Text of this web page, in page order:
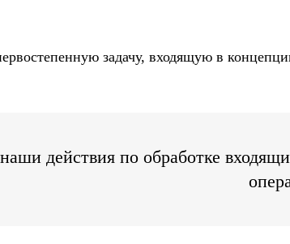
задачу, входящую в
действия по обработке